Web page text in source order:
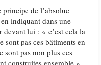
de l’absolue
indiquant dans une
devant lui : « c’est cela la
sont pas ces bâtiments en
sont pas non plus ces
construites ensemble ».